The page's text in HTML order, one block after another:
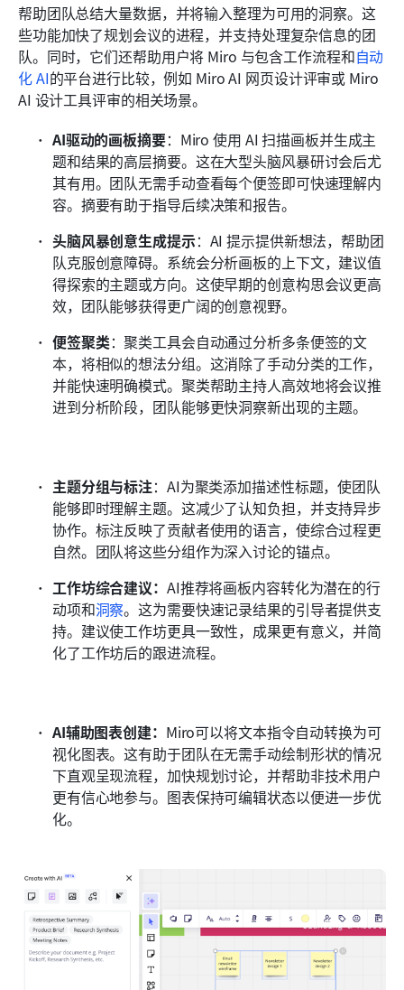
帮助团队总结大量数据，并将输入整理为可用的洞察。这
些功能加快了规划会议的进程，并支持处理复杂信息的团
队。同时，它们还帮助用户将 Miro 与包含工作流程和自动
化 AI的平台进行比较，例如 Miro AI 网页设计评审或 Miro
AI 设计工具评审的相关场景。
AI驱动的画板摘要：Miro 使用 AI 扫描画板并生成主
题和结果的高层摘要。这在大型头脑风暴研讨会后尤
其有用。团队无需手动查看每个便签即可快速理解内
容。摘要有助于指导后续决策和报告。
头脑风暴创意生成提示：AI 提示提供新想法，帮助团
队克服创意障碍。系统会分析画板的上下文，建议值
得探索的主题或方向。这使早期的创意构思会议更高
效，团队能够获得更广阔的创意视野。
便签聚类：聚类工具会自动通过分析多条便签的文
本，将相似的想法分组。这消除了手动分类的工作，
并能快速明确模式。聚类帮助主持人高效地将会议推
进到分析阶段，团队能够更快洞察新出现的主题。
主题分组与标注：AI为聚类添加描述性标题，使团队
能够即时理解主题。这减少了认知负担，并支持异步
协作。标注反映了贡献者使用的语言，使综合过程更
自然。团队将这些分组作为深入讨论的锚点。
工作坊综合建议： AI推荐将画板内容转化为潜在的行
动项和洞察。这为需要快速记录结果的引导者提供支
持。建议使工作坊更具一致性，成果更有意义，并简
化了工作坊后的跟进流程。
AI辅助图表创建： Miro可以将文本指令自动转换为可
视化图表。这有助于团队在无需手动绘制形状的情况
下直观呈现流程，加快规划讨论，并帮助非技术用户
更有信心地参与。图表保持可编辑状态以便进一步优
化。